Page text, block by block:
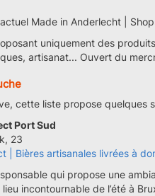
Made in Anderlecht |
uniquement des
artisanat... Ouvert du
cette liste propose quelques
Port Sud
23
| Bières artisanales livrées à
qui propose une
lieu incontournable de l’été à